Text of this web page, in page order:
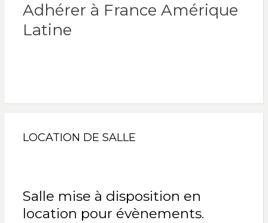
Adhérer à France Amérique
Latine
LOCATION DE SALLE
Salle mise à disposition en
location pour évènements.